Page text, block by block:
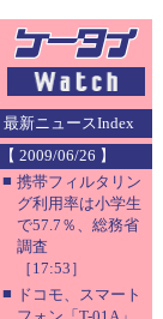
最新ニュースIndex
【 2009/06/26 】
■ 携帯フィルタリン
グ利用率は小学生
で57.7％、総務省
調査
［17:53］
■ ドコモ、スマート